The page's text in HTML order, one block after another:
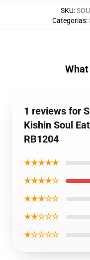
SKU:
Categorias:
1 reviews for
Kishin Soul
RB1204
★★★★★
★★★★☆
★★★☆☆
★★☆☆☆
★☆☆☆☆